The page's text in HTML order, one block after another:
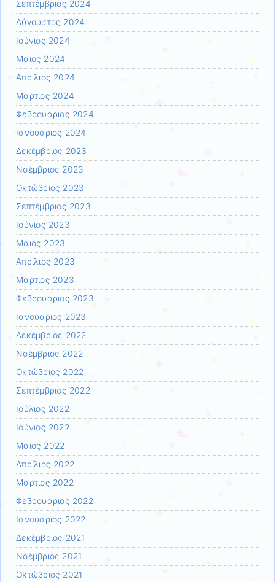
Σεπτέμβριος 2024
Αύγουστος 2024
Ιούνιος 2024
Μάιος 2024
Απρίλιος 2024
Μάρτιος 2024
Φεβρουάριος 2024
Ιανουάριος 2024
Δεκέμβριος 2023
Νοέμβριος 2023
Οκτώβριος 2023
Σεπτέμβριος 2023
Ιούνιος 2023
Μάιος 2023
Απρίλιος 2023
Μάρτιος 2023
Φεβρουάριος 2023
Ιανουάριος 2023
Δεκέμβριος 2022
Νοέμβριος 2022
Οκτώβριος 2022
Σεπτέμβριος 2022
Ιούλιος 2022
Ιούνιος 2022
Μάιος 2022
Απρίλιος 2022
Μάρτιος 2022
Φεβρουάριος 2022
Ιανουάριος 2022
Δεκέμβριος 2021
Νοέμβριος 2021
Οκτώβριος 2021